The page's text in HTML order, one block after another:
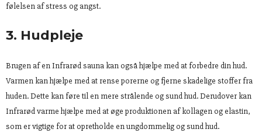
følelsen af stress og angst.
3. Hudpleje
Brugen af en Infrarød sauna kan også hjælpe med at forbedre din hud.
Varmen kan hjælpe med at rense porerne og fjerne skadelige stoffer fra
huden. Dette kan føre til en mere strålende og sund hud. Derudover kan
Infrarød varme hjælpe med at øge produktionen af kollagen og elastin,
som er vigtige for at opretholde en ungdommelig og sund hud.